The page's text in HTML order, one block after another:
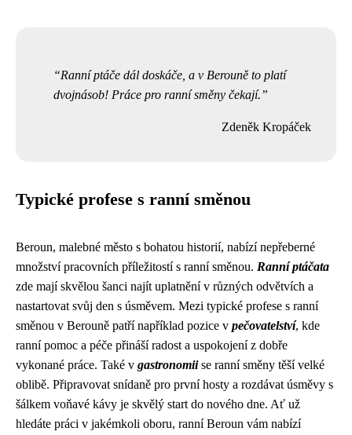
Ranní ptáče dál doskáče, a v Berouně to platí
dvojnásob! Práce pro ranní směny čekají.
Zdeněk Kropáček
Typické profese s ranní směnou
Beroun, malebné město s bohatou historií, nabízí nepřeberné
množství pracovních příležitostí s ranní směnou. Ranní ptáčata
zde mají skvělou šanci najít uplatnění v různých odvětvích a
nastartovat svůj den s úsměvem. Mezi typické profese s ranní
směnou v Berouně patří například pozice v pečovatelství, kde
ranní pomoc a péče přináší radost a uspokojení z dobře
vykonané práce. Také v gastronomiise ranní směny těší velké
oblibě. Připravovat snídaně pro první hosty a rozdávat úsměvy s
šálkem voňavé kávy je skvělý start do nového dne. Ať už
hledáte práci v jakémkoli oboru, ranní Beroun vám nabízí